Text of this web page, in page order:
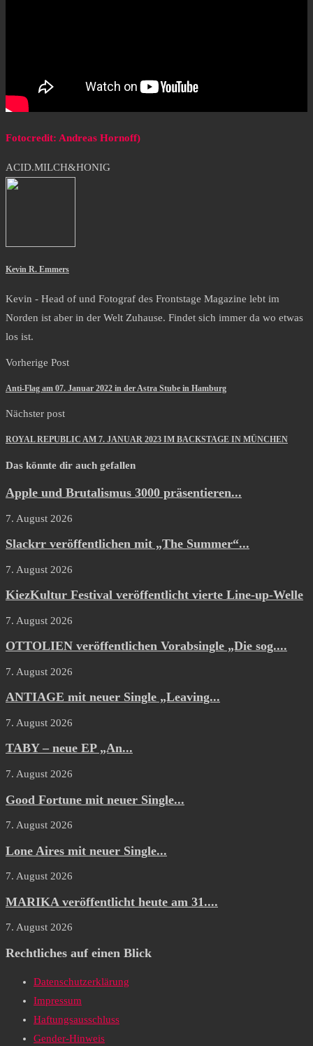
Fotocredit: Andreas Hornoff)
ACID.MILCH&HONIG
Kevin R. Emmers
Kevin - Head of und Fotograf des Frontstage Magazine lebt im
Norden ist aber in der Welt Zuhause. Findet sich immer da wo etwas
los ist.
Vorherige Post
Anti-Flag am 07. Januar 2022 in der Astra Stube in Hamburg
Nächster post
ROYAL REPUBLIC AM 7. JANUAR 2023 IM BACKSTAGE IN MÜNCHEN
Das könnte dir auch gefallen
Apple und Brutalismus 3000 präsentieren...
7. August 2026
Slackrr veröffentlichen mit „The Summer“...
7. August 2026
KiezKultur Festival veröffentlicht vierte Line-up-Welle
7. August 2026
OTTOLIEN veröffentlichen Vorabsingle „Die sog....
7. August 2026
ANTIAGE mit neuer Single „Leaving...
7. August 2026
TABY – neue EP „An...
7. August 2026
Good Fortune mit neuer Single...
7. August 2026
Lone Aires mit neuer Single...
7. August 2026
MARIKA veröffentlicht heute am 31....
7. August 2026
Rechtliches auf einen Blick
Datenschutzerklärung
Impressum
Haftungsausschluss
Gender-Hinweis